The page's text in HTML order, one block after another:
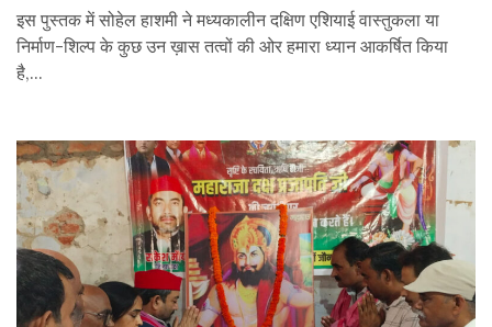
इस पुस्तक में सोहेल हाशमी ने मध्यकालीन दक्षिण एशियाई वास्तुकला या
निर्माण-शिल्प के कुछ उन ख़ास तत्वों की ओर हमारा ध्यान आकर्षित किया
है,...